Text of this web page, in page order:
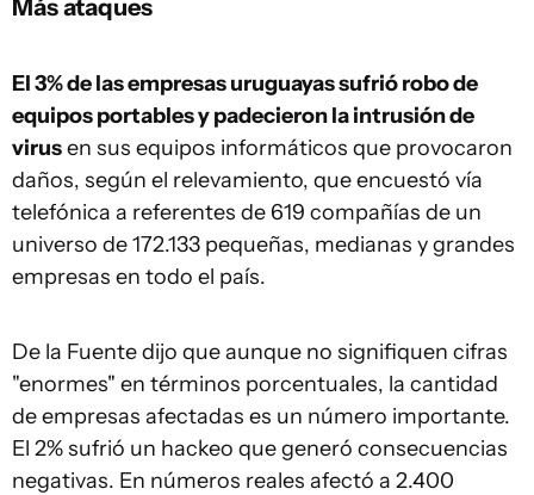
Más ataques
El 3% de las empresas uruguayas sufrió robo de
equipos portables y padecieron la intrusión de
virusen sus equipos informáticos que provocaron
daños, según el relevamiento, que encuestó vía
telefónica a referentes de 619 compañías de un
universo de 172.133 pequeñas, medianas y grandes
empresas en todo el país.
De la Fuente dijo que aunque no signifiquen cifras
"enormes" en términos porcentuales, la cantidad
de empresas afectadas es un número importante.
El 2% sufrió un hackeo que generó consecuencias
negativas. En números reales afectó a 2.400